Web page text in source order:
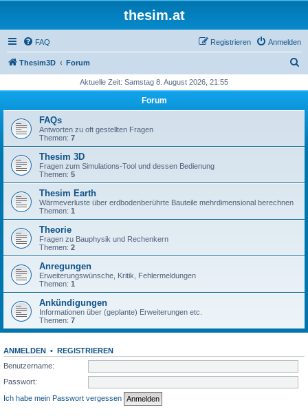
thesim.at
FAQ Anmelden
Registrieren
Thesim3D Forum
h
Aktuelle Zeit: Samstag 8. August 2026, 21:55
Forum
FAQs
Antworten zu oft gestellten Fragen
Themen: 7
Thesim 3D
Fragen zum Simulations-Tool und dessen Bedienung
Themen: 5
Thesim Earth
Wärmeverluste über erdbodenberührte Bauteile mehrdimensional berechnen
Themen: 1
Theorie
Fragen zu Bauphysik und Rechenkern
Themen: 2
Anregungen
Erweiterungswünsche, Kritik, Fehlermeldungen
Themen: 1
Ankündigungen
Informationen über (geplante) Erweiterungen etc.
Themen: 7
ANMELDEN • REGISTRIEREN
Benutzername:
Passwort:
Ich habe mein Passwort vergessen